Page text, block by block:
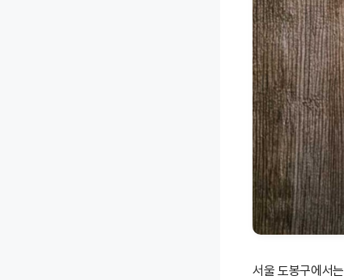
서울 도봉구에서는